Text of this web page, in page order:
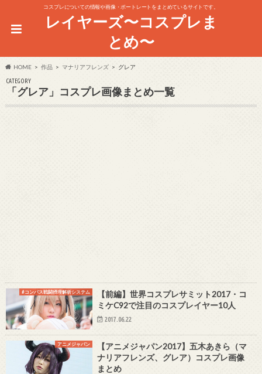
コスプレについての情報や画像・ポートレートをまとめているサイトです。
レイヤーズ〜コスプレま
とめ〜
HOME 作品 マナリアフレンズ グレア
CATEGORY
「グレア」コスプレ画像まとめ一覧
#コンパス戦闘摂理解析システム
【前編】世界コスプレサミット2017・コ
ミケC92で注目のコスプレイヤー10人
2017.06.22
アニメジャパン
【アニメジャパン2017】五木あきら（マ
ナリアフレンズ、グレア）コスプレ画像
まとめ